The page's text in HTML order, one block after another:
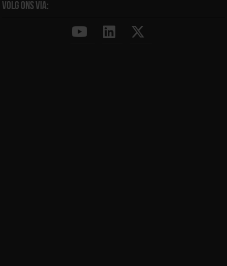
Volg ons via: